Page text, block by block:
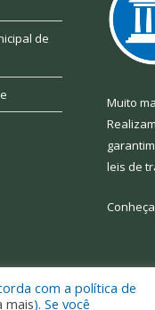
de
Muito
leis de
Mapa do Site
com a política de
mais). Se você